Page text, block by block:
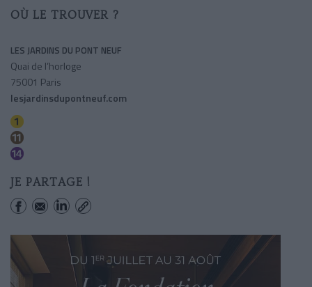
OÙ LE TROUVER ?
LES JARDINS DU PONT NEUF
Quai de l’horloge
75001 Paris
lesjardinsdupontneuf.com
JE PARTAGE !